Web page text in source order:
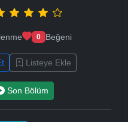
0 Beğeni
Listeye Ekle
Son Bölüm